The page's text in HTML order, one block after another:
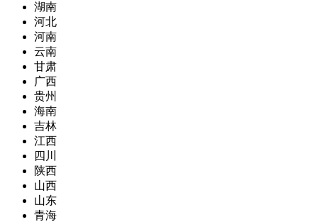
湖南
河北
河南
云南
甘肃
广西
贵州
海南
吉林
江西
四川
陕西
山西
山东
青海